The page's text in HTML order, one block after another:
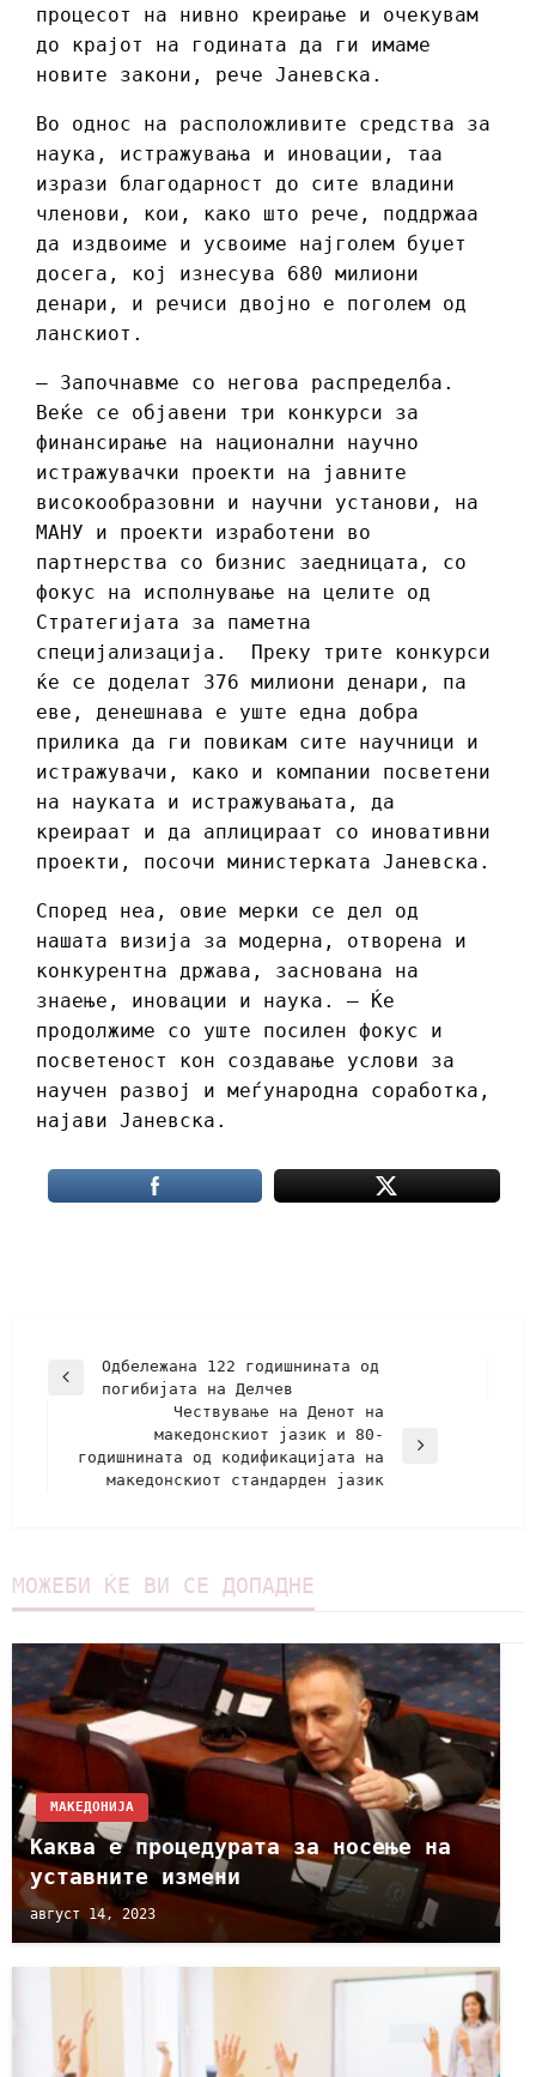
процесот на нивно креирање и очекувам
до крајот на годината да ги имаме
новите закони, рече Јаневска.
Во однос на расположливите средства за
наука, истражувања и иновации, таа
изрази благодарност до сите владини
членови, кои, како што рече, поддржаа
да издвоиме и усвоиме најголем буџет
досега, кој изнесува 680 милиони
денари, и речиси двојно е поголем од
ланскиот.
– Започнавме со негова распределба.
Веќе се објавени три конкурси за
финансирање на национални научно
истражувачки проекти на јавните
високообразовни и научни установи, на
МАНУ и проекти изработени во
партнерства со бизнис заедницата, со
фокус на исполнување на целите од
Стратегијата за паметна
специјализација. Преку трите конкурси
ќе се доделат 376 милиони денари, па
еве, денешнава е уште една добра
прилика да ги повикам сите научници и
истражувачи, како и компании посветени
на науката и истражувањата, да
креираат и да аплицираат со иновативни
проекти, посочи министерката Јаневска.
Според неа, овие мерки се дел од
нашата визија за модерна, отворена и
конкурентна држава, заснована на
знаење, иновации и наука. – Ќе
продолжиме со уште посилен фокус и
посветеност кон создавање услови за
научен развој и меѓународна соработка,
најави Јаневска.
Одбележана 122 годишнината од
погибијата на Делчев
Чествување на Денот на
македонскиот јазик и 80-
годишнината од кодификацијата на
македонскиот стандарден јазик
МОЖЕБИ ЌЕ ВИ СЕ ДОПАДНЕ
МАКЕДОНИЈА
Каква е процедурата за носење на
уставните измени
август 14, 2023